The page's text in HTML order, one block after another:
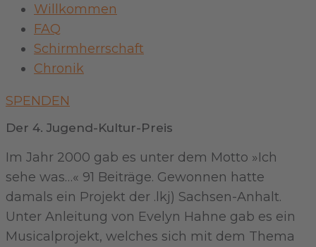
Willkommen
FAQ
Schirmherrschaft
Chronik
SPENDEN
Der 4. Jugend-Kultur-Preis
Im Jahr 2000 gab es unter dem Motto »Ich
sehe was…« 91 Beiträge. Gewonnen hatte
damals ein Projekt der .lkj) Sachsen-Anhalt.
Unter Anleitung von Evelyn Hahne gab es ein
Musicalprojekt, welches sich mit dem Thema